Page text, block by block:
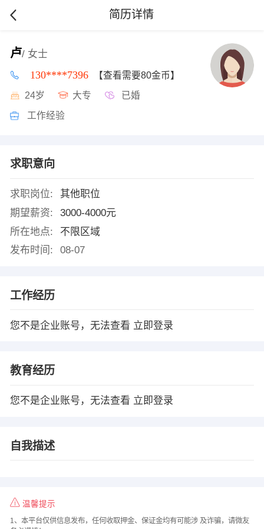
简历详情
卢/ 女士
130****7396 【查看需要80金币】
24岁 大专 已婚
工作经验
求职意向
求职岗位:
其他职位
期望薪资:
3000-4000元
所在地点:
不限区域
发布时间:
08-07
工作经历
您不是企业账号，无法查看 立即登录
教育经历
您不是企业账号，无法查看 立即登录
自我描述
温馨提示
1、本平台仅供信息发布，任何收取押金、保证金均有可能涉 及诈骗，请微友